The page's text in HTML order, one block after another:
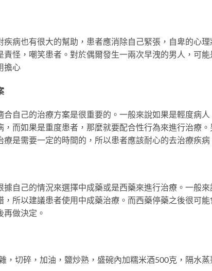
也有很大的幫助，患者應消除自己緊張，自卑的心理
責怪，嘲笑患者。對於偶爾發生一兩次早洩的男人，可能
擔心
己的治療方案是很重要的。一般來說如果是輕度病人
，而如果是重度患者，那麼就要配合性行為來進行治療
療是需要一定的時間的，所以患者應該耐心的去治療疾病
己的情況來選擇中成藥或是西藥來進行治療。一般來
，所以建議患者使用中成藥治療。而西藥停藥之後很可
再做決定。
切碎，加油，鹽炒熟，盛碗內加糯米酒500克，隔水蒸